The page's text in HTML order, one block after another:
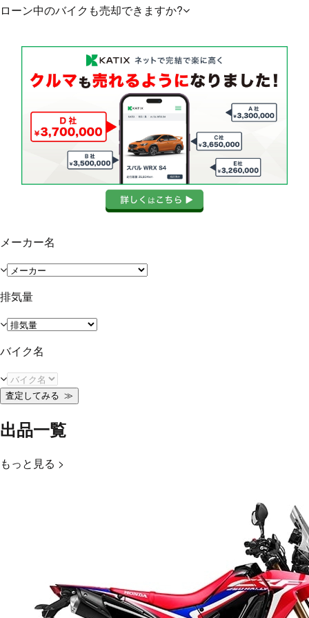
ローン中のバイクも売却できますか?
メーカー名
排気量
バイク名
査定してみる ≫
出品一覧
もっと見る >